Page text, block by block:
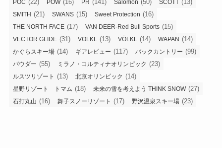
POC (22) POW(16) PR (141) Salomon (50) SCOTT (13)
SMITH (21) SWANS (15) Sweet Protection (16)
THE NORTH FACE (17) VAN DEER-Red Bull Sports (15)
VECTOR GLIDE (31) VOLKL (13) VÖLKL (14) WAPAN (14)
かぐらスキー場 (14) ギアレビュー (117) バックカントリー (99)
パウダー (55) ミラノ・コルティナオリンピック (23)
ルスツリゾート (13) 北京オリンピック (14)
星野リゾート トマム (18) 未来の雪を考えよう THINK SNOW(27)
石打丸山 (16) 舞子スノーリゾート (17) 野沢温泉スキー場 (23)